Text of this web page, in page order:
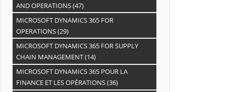
AND OPERATIONS(47)
MICROSOFT DYNAMICS 365 FOR
OPERATIONS(29)
MICROSOFT DYNAMICS 365 FOR SUPPLY
CHAIN MANAGEMENT(14)
MICROSOFT DYNAMICS 365 POUR LA
FINANCE ET LES OPÉRATIONS(36)